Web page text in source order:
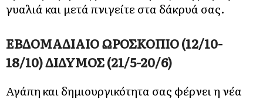
γυαλιά και μετά πνιγείτε στα δάκρυά σας.
ΕΒΔΟΜΑΔΙΑΙΟ ΩΡΟΣΚΟΠΙΟ (12/10-
18/10) ΔΙΔΥΜΟΣ (21/5-20/6)
Αγάπη και δημιουργικότητα σας φέρνει η νέα